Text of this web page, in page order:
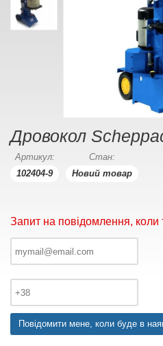
Дровокол
Артикул:
102404-9
Стан:
Новий товар
Запит на повідомлення, коли
Повідомити мене, коли буде в